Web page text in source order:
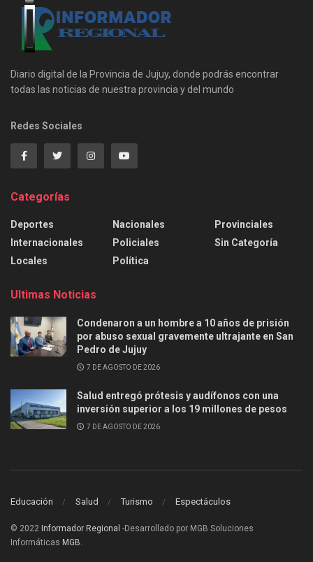
Diario digital de la Provincia de Jujuy, donde podrás encontrar
todas las noticias de nuestra provincia y del mundo
Redes Sociales
Categorías
Deportes
Internacionales
Locales
Nacionales
Policiales
Política
Provinciales
Sin Categoría
Ultimas Noticias
Condenaron a un hombre a 10 años de prisión
por abuso sexual gravemente ultrajante en San
Pedro de Jujuy
7 DE AGOSTO DE 2026
Salud entregó prótesis y audífonos con una
inversión superior a los 19 millones de pesos
7 DE AGOSTO DE 2026
Educación Salud Turismo Espectáculos
© 2022 Informador Regional -Desarrollado por MGB Soluciones
Informáticas MGB.